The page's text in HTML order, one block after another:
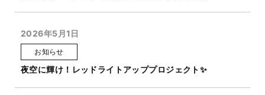
2026年5月1日
お知らせ
夜空に輝け！レッドライトアッププロジェクト✨